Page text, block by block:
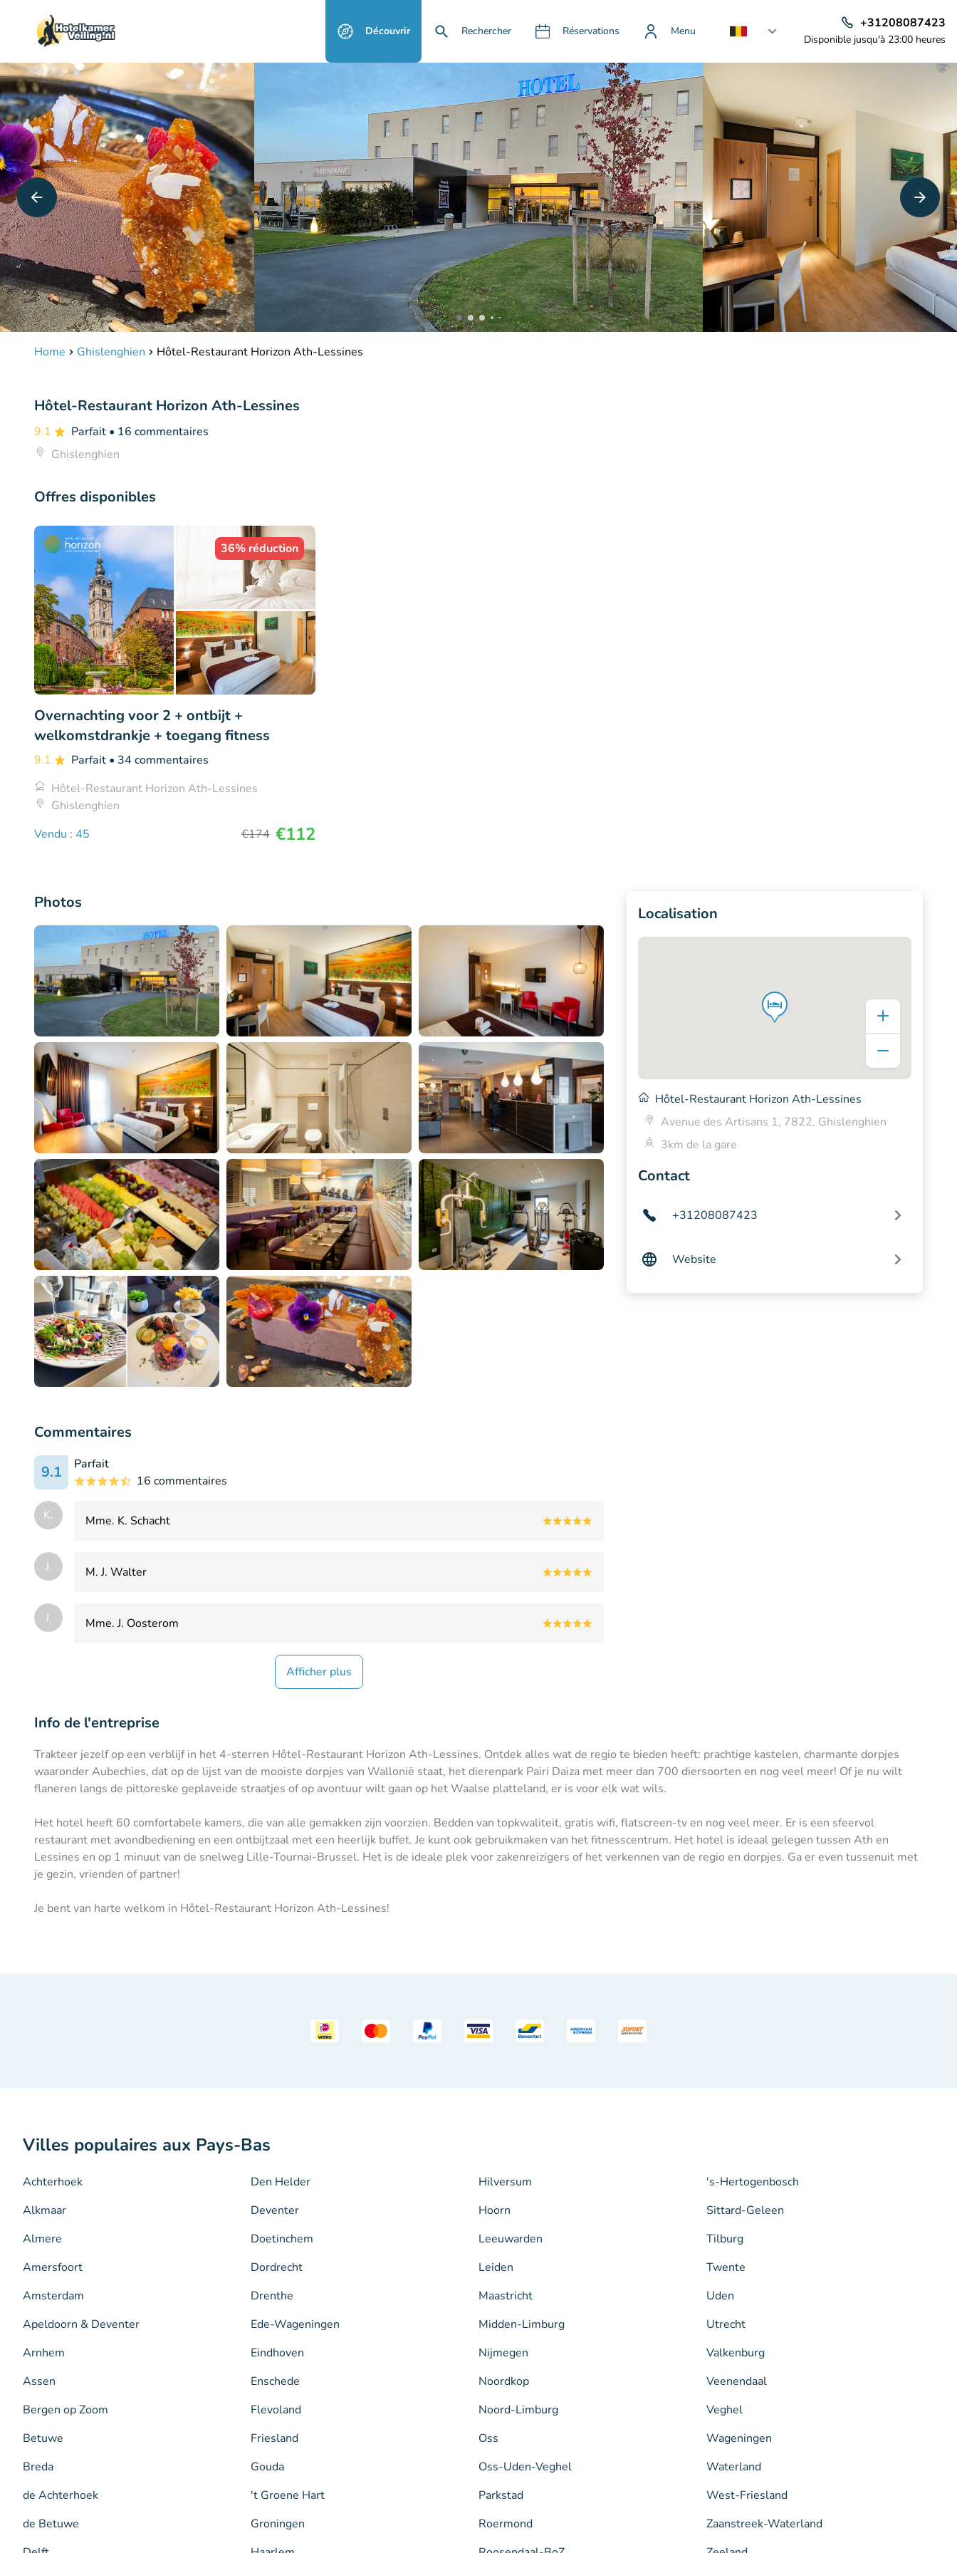
Découvrir Rechercher Réservations Menu
+31208087423
Disponible jusqu'à 23:00 heures
Home Ghislenghien Hôtel-Restaurant Horizon Ath-Lessines
Hôtel-Restaurant Horizon Ath-Lessines
9.1 Parfait • 16 commentaires
Ghislenghien
Offres disponibles
36% réduction
Overnachting voor 2 + ontbijt +
welkomstdrankje + toegang fitness
9.1 Parfait • 34 commentaires
Hôtel-Restaurant Horizon Ath-Lessines
Ghislenghien
Vendu : 45
€174 €112
Photos
Commentaires
9.1
Parfait
16 commentaires
K. Mme. K. Schacht
J. M. J. Walter
J. Mme. J. Oosterom
Afficher plus
Localisation
Hôtel-Restaurant Horizon Ath-Lessines
Avenue des Artisans 1, 7822, Ghislenghien
3km de la gare
Contact
+31208087423
Website
Info de l'entreprise
Trakteer jezelf op een verblijf in het 4-sterren Hôtel-Restaurant Horizon Ath-Lessines. Ontdek alles wat de regio te bieden heeft: prachtige kastelen, charmante dorpjes
waaronder Aubechies, dat op de lijst van de mooiste dorpjes van Wallonië staat, het dierenpark Pairi Daiza met meer dan 700 diersoorten en nog veel meer! Of je nu wilt
flaneren langs de pittoreske geplaveide straatjes of op avontuur wilt gaan op het Waalse platteland, er is voor elk wat wils.
Het hotel heeft 60 comfortabele kamers, die van alle gemakken zijn voorzien. Bedden van topkwaliteit, gratis wifi, flatscreen-tv en nog veel meer. Er is een sfeervol
restaurant met avondbediening en een ontbijtzaal met een heerlijk buffet. Je kunt ook gebruikmaken van het fitnesscentrum. Het hotel is ideaal gelegen tussen Ath en
Lessines en op 1 minuut van de snelweg Lille-Tournai-Brussel. Het is de ideale plek voor zakenreizigers of het verkennen van de regio en dorpjes. Ga er even tussenuit met
je gezin, vrienden of partner!
Je bent van harte welkom in Hôtel-Restaurant Horizon Ath-Lessines!
Villes populaires aux Pays-Bas
Achterhoek
Alkmaar
Almere
Amersfoort
Amsterdam
Apeldoorn & Deventer
Arnhem
Assen
Bergen op Zoom
Betuwe
Breda
de Achterhoek
de Betuwe
Den Helder
Deventer
Doetinchem
Dordrecht
Drenthe
Ede-Wageningen
Eindhoven
Enschede
Flevoland
Friesland
Gouda
't Groene Hart
Groningen
Hilversum
Hoorn
Leeuwarden
Leiden
Maastricht
Midden-Limburg
Nijmegen
Noordkop
Noord-Limburg
Oss
Oss-Uden-Veghel
Parkstad
Roermond
's-Hertogenbosch
Sittard-Geleen
Tilburg
Twente
Uden
Utrecht
Valkenburg
Veenendaal
Veghel
Wageningen
Waterland
West-Friesland
Zaanstreek-Waterland